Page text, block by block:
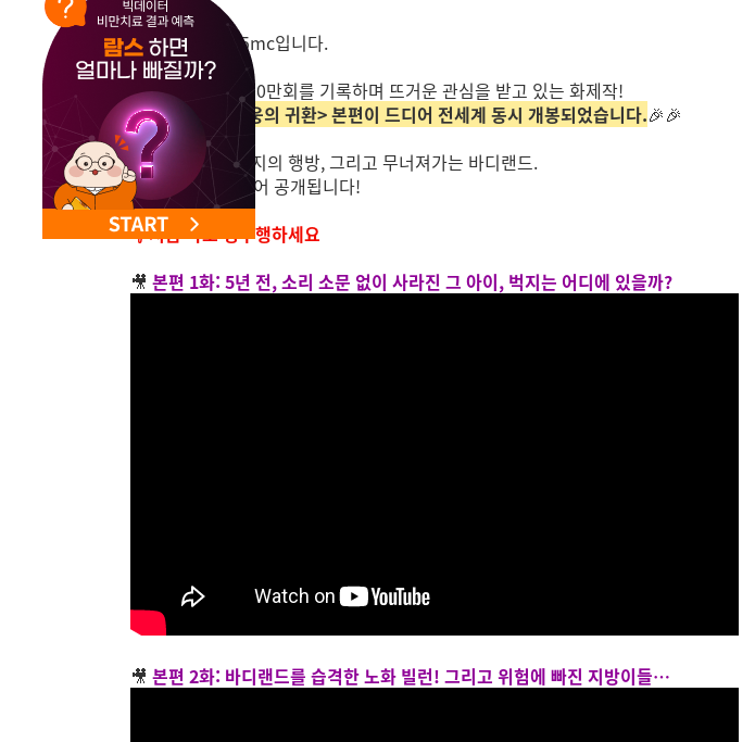
안녕하세요.
지방 하나만 365mc입니다.
예고편 조회수 700만회를 기록하며 뜨거운 관심을 받고 있는 화제작!
<줄지:사라진 영웅의 귀환> 본편이 드디어 전세계 동시 개봉되었습니다.🎉🎉
5년 전 사라진 벅지의 행방, 그리고 무너져가는 바디랜드.
모든 비밀이 드디어 공개됩니다!
👇 지금 바로 정주행하세요
🎥 본편 1화: 5년 전, 소리 소문 없이 사라진 그 아이, 벅지는 어디에 있을까?
🎥 본편 2화: 바디랜드를 습격한 노화 빌런! 그리고 위험에 빠진 지방이들…